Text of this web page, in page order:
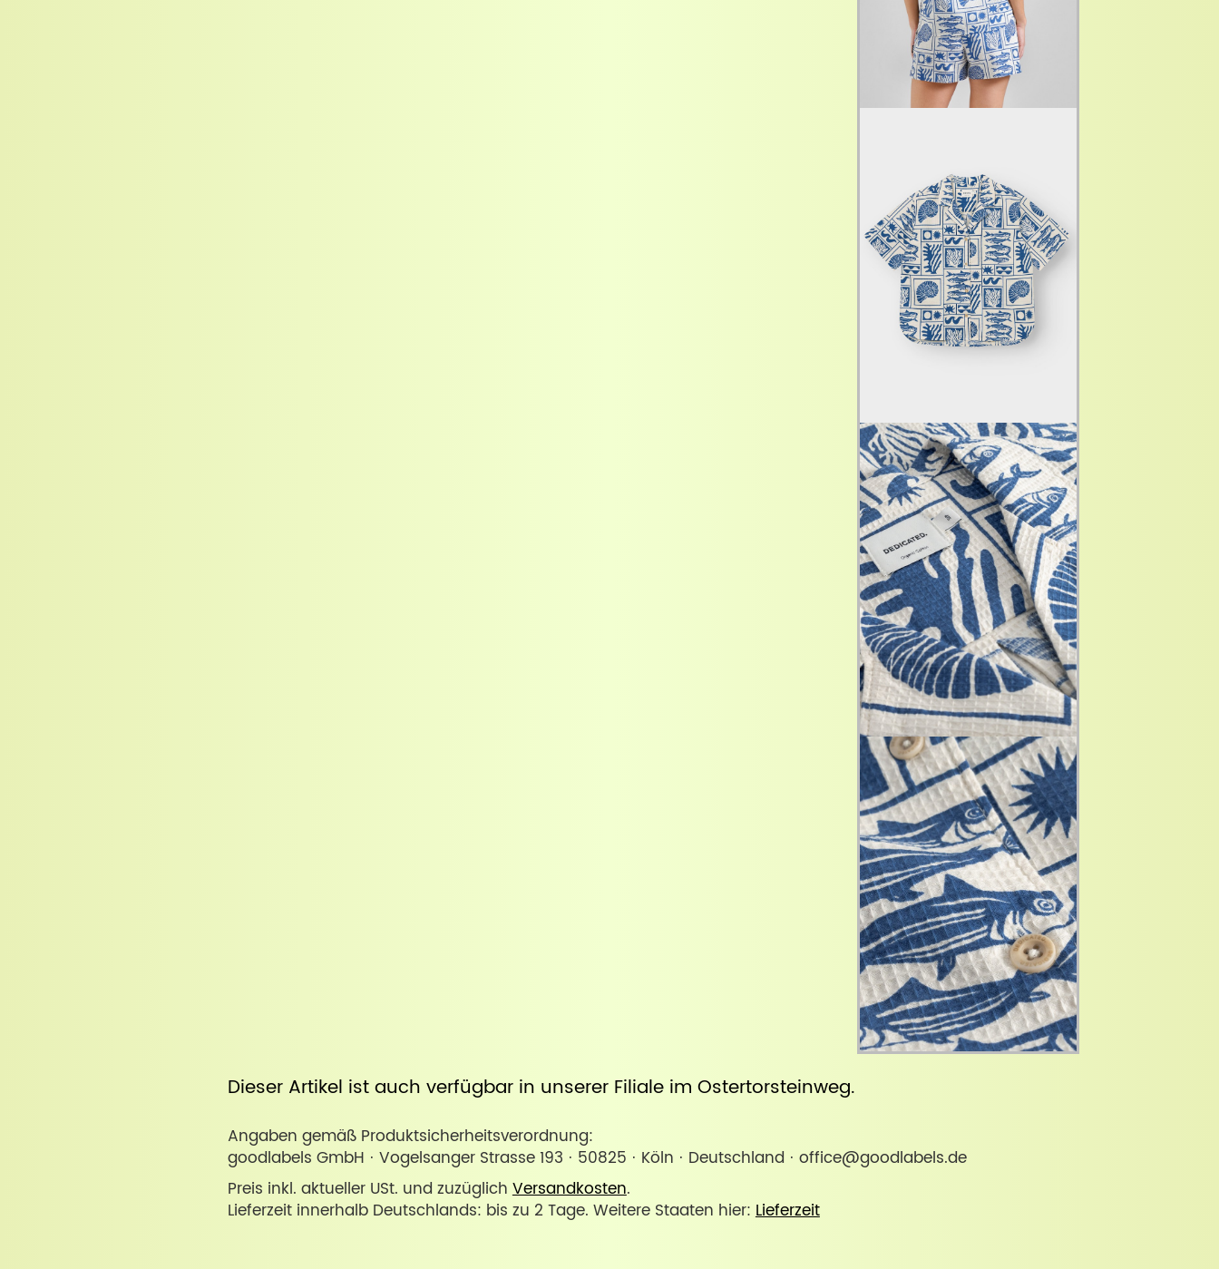
Dieser Artikel ist auch verfügbar in unserer Filiale im Ostertorsteinweg.
Angaben gemäß Produktsicherheitsverordnung:
goodlabels GmbH · Vogelsanger Strasse 193 · 50825 · Köln · Deutschland · office@goodlabels.de
Preis inkl. aktueller USt. und zuzüglichVersandkosten.
Lieferzeit innerhalb Deutschlands: bis zu 2 Tage. Weitere Staaten hier:Lieferzeit